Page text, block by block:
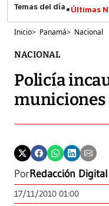
Últimas
Inicio> Panamá> Nacional
NACIONAL
Policía
municiones
PorRedacción
17/11/2010 01:00